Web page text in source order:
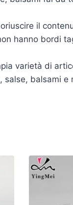
il
hanno bordi
varietà di
balsami e